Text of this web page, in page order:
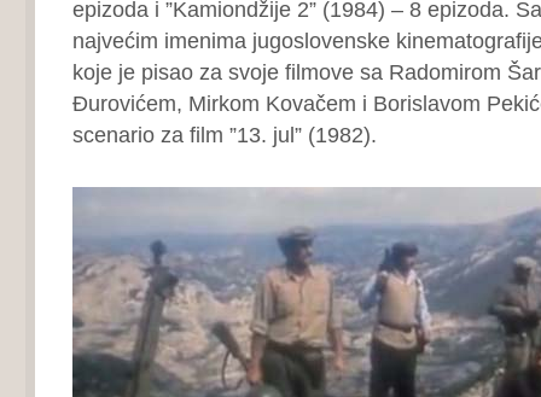
epizoda i ”Kamiondžije 2” (1984) – 8 epizoda.
najvećim imenima jugoslovenske
koje je pisao za svoje filmove sa Radomirom
Đurovićem, Mirkom Kovačem i Borislavom
scenario za film ”13. jul” (1982).